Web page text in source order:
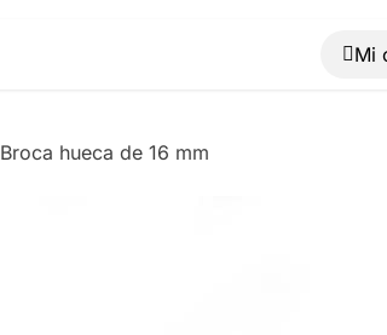
Broca hueca de 16 mm